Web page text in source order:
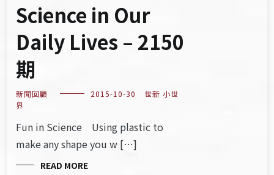
Science in Our
Daily Lives – 2150
期
新聞回顧 2015-10-30
世新 小世
界
Fun in Science Using plastic to
make any shape you w […]
READ MORE